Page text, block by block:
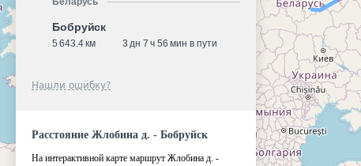
Бобруйск
5 643.4 км 3 дн 7 ч 56 мин в пути
Нашли ошибку?
Расстояние Жлобина д. - Бобруйск
На интерактивной карте маршрут Жлобина д. -